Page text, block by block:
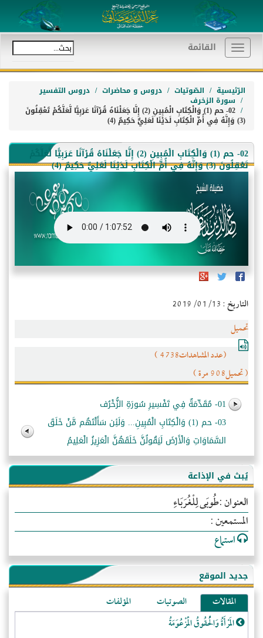
Toggle
navigation
القائمة
الرّئيسية الصّوتيات دروس و محاضرات دروس التفسير
سورة الزخرف
02- حم (1) وَالْكِتَابِ الْمُبِينِ (2) إِنَّا جَعَلْنَاهُ قُرْآنًا عَرَبِيًّا لَّعَلَّكُمْ تَعْقِلُونَ
(3) وَإِنَّهُ فِي أُمِّ الْكِتَابِ لَدَيْنَا لَعَلِيٌّ حَكِيمٌ (4)
02- حم (1) وَالْكِتَابِ الْمُبِينِ (2) إِنَّا جَعَلْنَاهُ قُرْآنًا عَرَبِيًّا لَّعَلَّكُمْ
تَعْقِلُونَ (3) وَإِنَّهُ فِي أُمِّ الْكِتَابِ لَدَيْنَا لَعَلِيٌّ حَكِيمٌ (4)
التاريخ : 2019/01/13
تحميل
(عدد المشاهدات4738 )
( تحميل908 مرة )
01- مُقَدِّمَةٌ فِي تَفْسِيرِ سُورَةِ الزُّخْرُف
03- حم (1) وَالْكِتَابِ الْمُبِينِ... وَلَئِن سَأَلْتَهُم مَّنْ خَلَقَ
السَّمَاوَاتِ وَالْأَرْضَ لَيَقُولُنَّ خَلَقَهُنَّ الْعَزِيزُ الْعَلِيمُ
يُبث في الإذاعة
العنوان :طُوبَى لِلْغُرَبَاءِ
المستمعين :
استماع
جديد الموقع
المقالات الصوتيات
المؤلفات
المَرْأَةُ وَالْحُقُوقُ الْمَزْعُوَمَةُ